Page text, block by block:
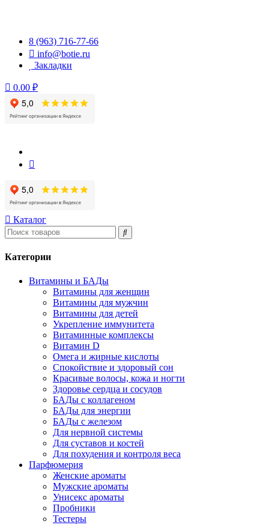
8 (963) 716-77-66
info@botie.ru
Закладки
0.00 ₽
Каталог
Категории
Витамины и БАДы
Витамины для женщин
Витамины для мужчин
Витамины для детей
Укрепление иммунитета
Витаминные комплексы
Витамин D
Омега и жирные кислоты
Спокойствие и здоровый сон
Красивые волосы, кожа и ногти
Здоровье сердца и сосудов
БАДы с коллагеном
БАДы для энергии
БАДы с железом
Для нервной системы
Для суставов и костей
Для похудения и контроля веса
Парфюмерия
Женские ароматы
Мужские ароматы
Унисекс ароматы
Пробники
Тестеры